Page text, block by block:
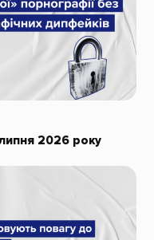
2026 року